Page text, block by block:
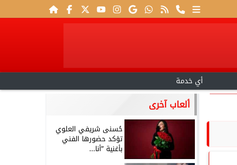
أي خدمة
ألعاب آخرى
حُسنى شريفي العلوي
تؤكد حضورها الفني
بأغنية ”أنا...